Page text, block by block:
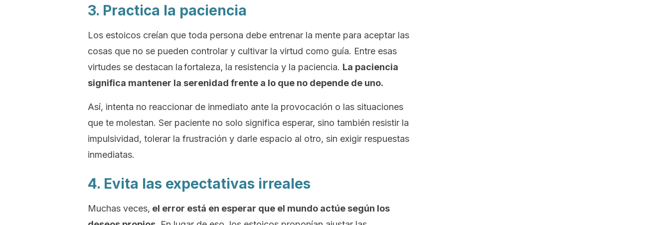
3. Practica la paciencia
Los estoicos creían que toda persona debe entrenar la mente para aceptar las
cosas que no se pueden controlar y cultivar la virtud como guía. Entre esas
virtudes se destacan la fortaleza, la resistencia y la paciencia. La paciencia
significa mantener la serenidad frente a lo que no depende de uno.
Así, intenta no reaccionar de inmediato ante la provocación o las situaciones
que te molestan. Ser paciente no solo significa esperar, sino también resistir la
impulsividad, tolerar la frustración y darle espacio al otro, sin exigir respuestas
inmediatas.
4. Evita las expectativas irreales
Muchas veces, el error está en esperar que el mundo actúe según los